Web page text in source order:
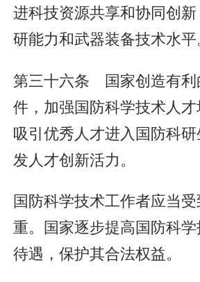
进科技资源共享和协同创
研能力和武器装备技术水平
第三十六条 国家创造有利
件，加强国防科学技术人
吸引优秀人才进入国防科
发人才创新活力。
国防科学技术工作者应当
重。国家逐步提高国防科
待遇，保护其合法权益。